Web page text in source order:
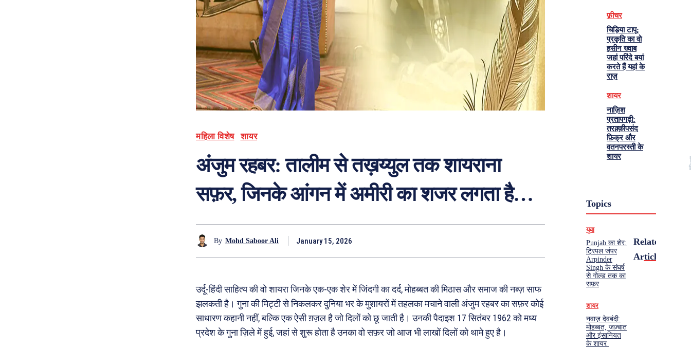
महिला विशेष शायर
अंजुम रहबर: तालीम से तख़य्युल तक शायराना
सफ़र, जिनके आंगन में अमीरी का शजर लगता है…
By Mohd Saboor Ali January 15, 2026
उर्दू-हिंदी साहित्य की वो शायरा जिनके एक-एक शेर में जिंदगी का दर्द, मोहब्बत की मिठास और समाज की नब्ज़ साफ
झलकती है। गुना की मिट्टी से निकलकर दुनिया भर के मुशायरों में तहलका मचाने वाली अंजुम रहबर का सफ़र कोई
साधारण कहानी नहीं, बल्कि एक ऐसी ग़ज़ल है जो दिलों को छू जाती है। उनकी पैदाइश 17 सितंबर 1962 को मध्य
प्रदेश के गुना ज़िले में हुई, जहां से शुरू होता है उनका वो सफ़र जो आज भी लाखों दिलों को थामे हुए है।
फ़ीचर
चिड़िया टापू:
प्रकृति का वो
हसीन ख्वाब
जहां परिंदे बयां
करते हैं यहां के
राज़
शायर
नाज़िश
प्रतापगढ़ी:
तरक़्क़ीपसंद
फ़िक्र और
वतनपरस्ती के
शायर
Topics
युवा
Punjab का शेर:
ट्रिपल जंपर
Arpinder
Singh के संघर्ष
से गोल्ड तक का
सफ़र
शायर
नवाज़ देवबंदी:
मोहब्बत, जज़्बात
और इंसानियत
के शायर
Related
Articles